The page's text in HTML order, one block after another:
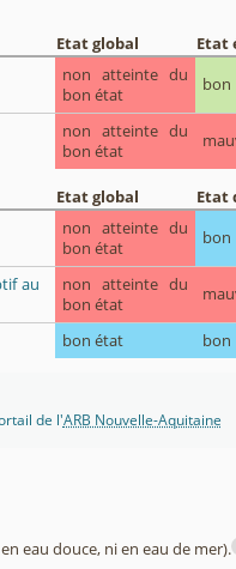
Etat global
Etat
non atteinte du
bon état
bon
non atteinte du
bon état
Etat global
Etat
non atteinte du
bon état
bon
au
non atteinte du
bon état
bon état bon
de l'ARB Nouvelle-Aquitaine
eau douce, ni en eau de mer).